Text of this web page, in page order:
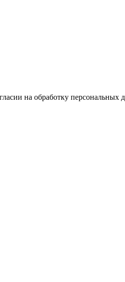
на обработку персональных